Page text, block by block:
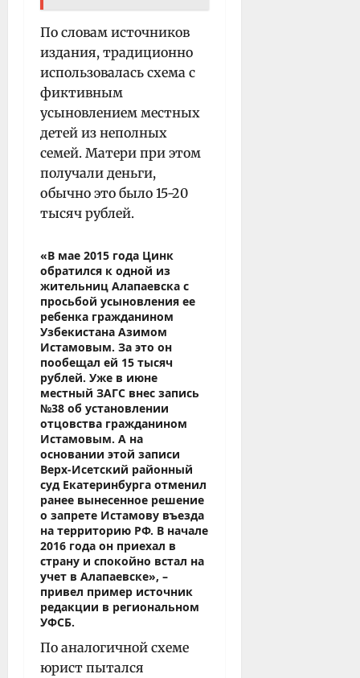
По словам источников
издания, традиционно
использовалась схема с
фиктивным
усыновлением местных
детей из неполных
семей. Матери при этом
получали деньги,
обычно это было 15-20
тысяч рублей.
«В мае 2015 года Цинк
обратился к одной из
жительниц Алапаевска с
просьбой усыновления ее
ребенка гражданином
Узбекистана Азимом
Истамовым. За это он
пообещал ей 15 тысяч
рублей. Уже в июне
местный ЗАГС внес запись
№38 об установлении
отцовства гражданином
Истамовым. А на
основании этой записи
Верх-Исетский районный
суд Екатеринбурга отменил
ранее вынесенное решение
о запрете Истамову въезда
на территорию РФ. В начале
2016 года он приехал в
страну и спокойно встал на
учет в Алапаевске», –
привел пример источник
редакции в региональном
УФСБ.
По аналогичной схеме
юрист пытался